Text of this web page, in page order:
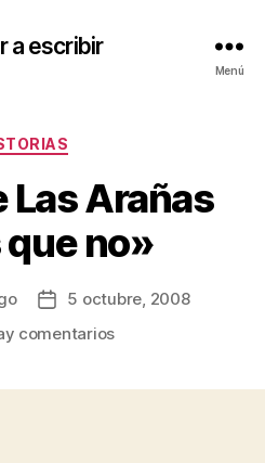
a escribir
Menú
Categorías
Las Arañas
no»
Fecha5 octubre, 2008
comentariosen